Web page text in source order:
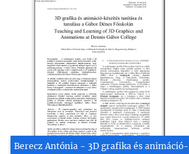
Berecz Antónia - 3D grafika és